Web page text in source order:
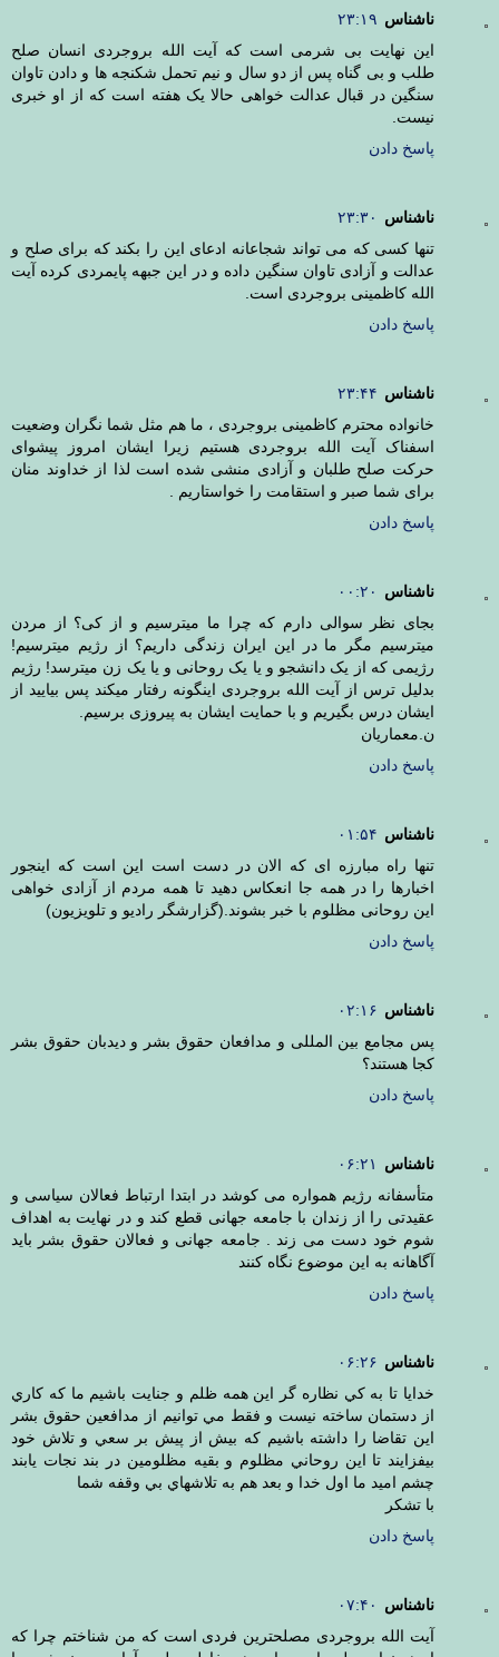
ناشناس ۲۳:۱۹
این نهایت بی شرمی است که آیت الله بروجردی انسان صلح
طلب و بی گناه پس از دو سال و نیم تحمل شکنجه ها و دادن تاوان
سنگین در قبال عدالت خواهی حالا یک هفته است که از او خبری
نیست.
پاسخ دادن
ناشناس
۲۳:۳۰
تنها کسی که می تواند شجاعانه ادعای این را بکند که برای صلح و
عدالت و آزادی تاوان سنگین داده و در این جبهه پایمردی کرده آیت
الله کاظمینی بروجردی است.
پاسخ دادن
ناشناس ۲۳:۴۴
خانواده محترم کاظمینی بروجردی ، ما هم مثل شما نگران وضعیت
اسفناک آیت الله بروجردی هستیم زیرا ایشان امروز پیشوای
حرکت صلح طلبان و آزادی منشی شده است لذا از خداوند منان
برای شما صبر و استقامت را خواستاریم .
پاسخ دادن
ناشناس
۰۰:۲۰
بجای نظر سوالی دارم که چرا ما میترسیم و از کی؟ از مردن
میترسیم مگر ما در این ایران زندگی داریم؟ از رژیم میترسیم!
رژیمی که از یک دانشجو و یا یک روحانی و یا یک زن میترسد! رژیم
بدلیل ترس از آیت الله بروجردی اینگونه رفتار میکند پس بیایید از
ایشان درس بگیریم و با حمایت ایشان به پیروزی برسیم.
ن.معماریان
پاسخ دادن
ناشناس ۰۱:۵۴
تنها راه مبارزه ای که الان در دست است این است که اینجور
اخبارها را در همه جا انعکاس دهید تا همه مردم از آزادی خواهی
این روحانی مظلوم با خبر بشوند.(گزارشگر رادیو و تلویزیون)
پاسخ دادن
ناشناس ۰۲:۱۶
پس مجامع بین المللی و مدافعان حقوق بشر و دیدبان حقوق بشر
کجا هستند؟
پاسخ دادن
ناشناس
۰۶:۲۱
متأسفانه رژیم همواره می کوشد در ابتدا ارتباط فعالان سیاسی و
عقیدتی را از زندان با جامعه جهانی قطع کند و در نهایت به اهداف
شوم خود دست می زند . جامعه جهانی و فعالان حقوق بشر باید
آگاهانه به این موضوع نگاه کنند
پاسخ دادن
ناشناس ۰۶:۲۶
خدايا تا به كي نظاره گر اين همه ظلم و جنايت باشيم ما كه كاري
از دستمان ساخته نيست و فقط مي توانيم از مدافعين حقوق بشر
اين تقاضا را داشته باشيم كه بيش از پيش بر سعي و تلاش خود
بيفزايند تا اين روحاني مظلوم و بقيه مظلومين در بند نجات يابند
چشم اميد ما اول خدا و بعد هم به تلاشهاي بي وقفه شما
با تشكر
پاسخ دادن
ناشناس
۰۷:۴۰
آیت الله بروجردی مصلحترین فردی است که من شناختم چرا که